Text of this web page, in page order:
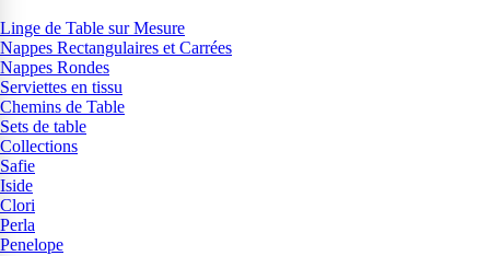
Linge de Table sur Mesure
Nappes Rectangulaires et Carrées
Nappes Rondes
Serviettes en tissu
Chemins de Table
Sets de table
Collections
Safie
Iside
Clori
Perla
Penelope